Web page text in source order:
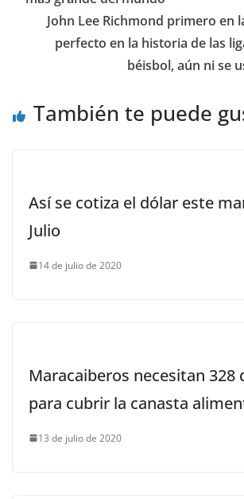
John Lee Richmond primero en
perfecto en la historia de las
béisbol, aún ni se
También te puede
Así se cotiza el dólar este
Julio
14 de julio de 2020
Maracaiberos necesitan 328
para cubrir la canasta
13 de julio de 2020